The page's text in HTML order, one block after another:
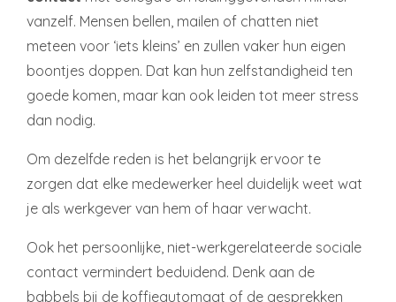
vanzelf. Mensen bellen, mailen of chatten niet
meteen voor ‘iets kleins’ en zullen vaker hun eigen
boontjes doppen. Dat kan hun zelfstandigheid ten
goede komen, maar kan ook leiden tot meer stress
dan nodig.
Om dezelfde reden is het belangrijk ervoor te
zorgen dat elke medewerker heel duidelijk weet wat
je als werkgever van hem of haar verwacht.
Ook het persoonlijke, niet-werkgerelateerde sociale
contact vermindert beduidend. Denk aan de
babbels bij de koffieautomaat of de gesprekken